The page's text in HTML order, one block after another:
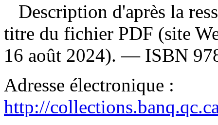
Description d'après la
titre du fichier PDF (site
16 août 2024). — ISBN
Adresse électronique :
http://